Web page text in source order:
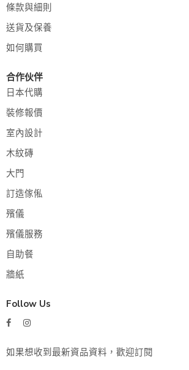
條款與細則
送貨及保養
如何購買
合作伙伴
日本代購
裝修報價
室內設計
木紋磚
大門
訂造傢俬
殯儀
殯儀服務
自助餐
牆紙
Follow Us
如果想收到最新資品資料，歡迎訂閱